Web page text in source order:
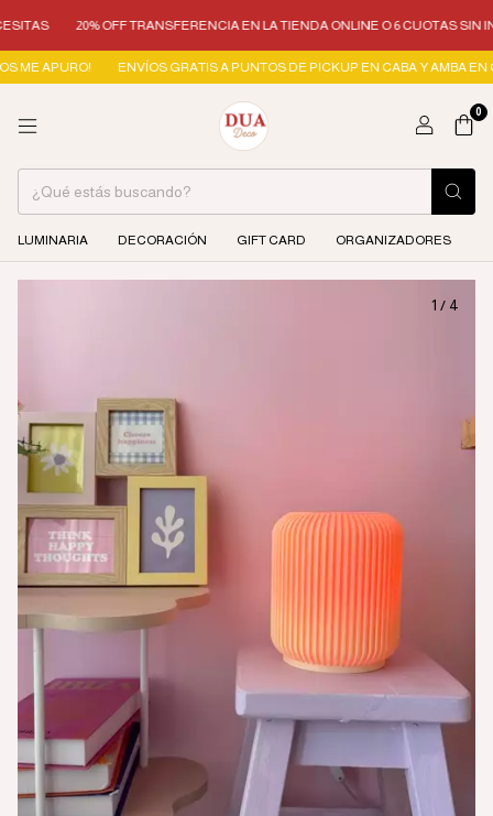
20% OFF TRANSFERENCIA EN LA TIENDA ONLINE O 6 CUOTAS SIN
ENVÍOS GRATIS A PUNTOS DE PICKUP EN CABA Y AMBA EN
0
LUMINARIA DECORACIÓN GIFT CARD ORGANIZADORES
1 / 4